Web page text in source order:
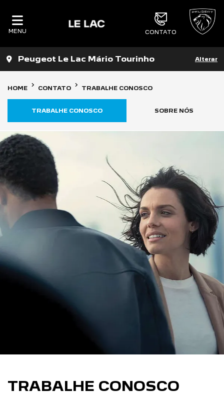
MENU CONTATO
Peugeot Le Lac Mário Tourinho Alterar
HOME CONTATO TRABALHE CONOSCO
SOBRE NÓS
TRABALHE CONOSCO
TRABALHE CONOSCO